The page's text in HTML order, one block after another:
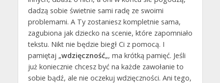
dadzą sobie świetnie sami radę ze swoimi
problemami. A Ty zostaniesz kompletnie sama,
zagubiona jak dziecko na scenie, które zapomniało
tekstu. Nikt nie będzie biegł Ci z pomocą. I
pamiętaj „wdzięczność„, ma krótką pamięć. Jeśli
już koniecznie chcesz być na każde zawołanie to
sobie bądź, ale nie oczekuj wdzięczności. Ani tego,